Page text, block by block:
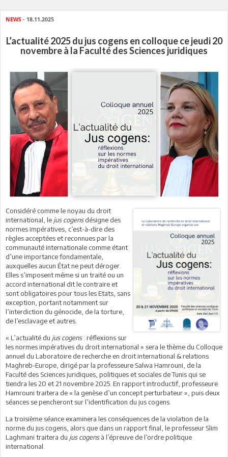
NEWS - 18.11.2025
L’actualité 2025 du jus cogens en colloque ce jeudi 20
novembre à la Faculté des Sciences juridiques
Considéré comme le noyau du droit
international, le jus cogensdésigne des
normes impératives, c’est-à-dire des
règles acceptées et reconnues par la
communauté internationale comme étant
d’une importance fondamentale,
auxquelles aucun État ne peut déroger.
Elles s’imposent même si un traité ou un
accord international dit le contraire et
sont obligatoires pour tous les Etats, sans
exception, portant notamment sur
l’interdiction du génocide, de la torture,
de l’esclavage et autres.
« L’actualité du jus cogens: réflexions sur
les normes impératives du droit international » sera le thème du Colloque
annuel du Laboratoire de recherche en droit international & relations
Maghreb-Europe, dirigé par la professeure Salwa Hamrouni, de la
Faculté des Sciences juridiques, politiques et sociales de Tunis qui se
tiendra les 20 et 21 novembre 2025. En rapport introductif, professeure
Hamrouni traitera de « la genèse d’un concept perturbateur », puis deux
séances se pencheront sur l’identification du jus cogens.
La troisième séance examinera les conséquences de la violation de la
norme du jus cogens, alors que dans un rapport final, le professeur Slim
Laghmani traitera du jus cogensà l’épreuve de l’ordre politique
international.